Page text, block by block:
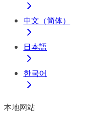
中文（简体）
日本語
한국어
本地网站